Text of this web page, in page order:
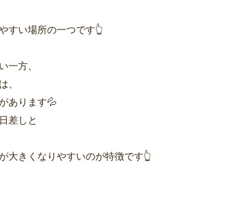
すい場所の一つです👆
一方、
、
あります💦
差しと
大きくなりやすいのが特徴です👆